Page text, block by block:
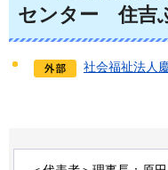
センター
住吉
社会福祉法人